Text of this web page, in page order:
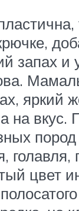
запах и
яркий
на вкус.
голавля,
цвет